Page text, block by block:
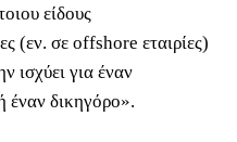
είδους
(εν. σε offshore εταιρίες)
ισχύει για έναν
έναν δικηγόρο».